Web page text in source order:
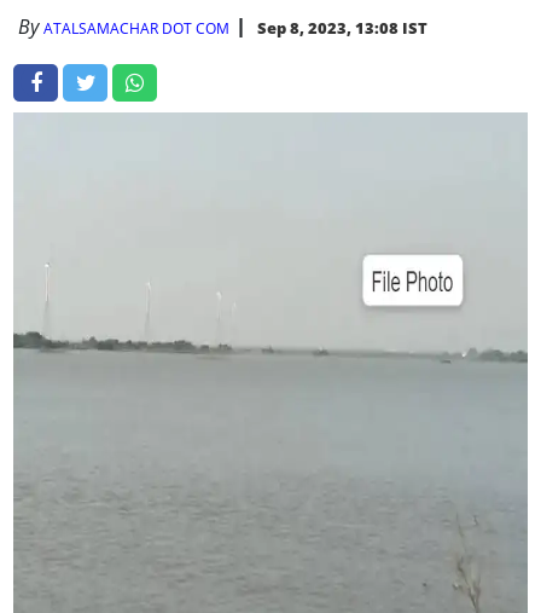
ByATALSAMACHAR DOT COM Sep 8, 2023, 13:08 IST